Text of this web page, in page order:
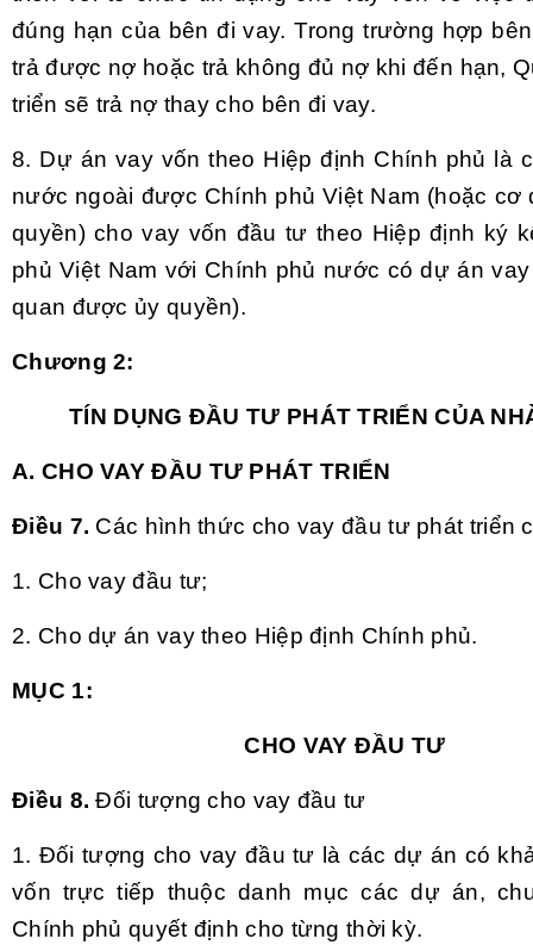
đúng hạn của bên đi vay. Trong trường hợp
trả được nợ hoặc trả không đủ nợ khi đến hạn,
triển sẽ trả nợ thay cho bên đi vay.
8. Dự án vay vốn theo Hiệp định Chính phủ là
nước ngoài được Chính phủ Việt Nam (hoặc cơ
quyền) cho vay vốn đầu tư theo Hiệp định ký
phủ Việt Nam với Chính phủ nước có dự án
quan được ủy quyền).
Chương 2:
TÍN DỤNG ĐẦU TƯ PHÁT TRIỂN CỦA
A. CHO VAY ĐẦU TƯ PHÁT TRIỂN
Điều 7. Các hình thức cho vay đầu tư phát triển
1. Cho vay đầu tư;
2. Cho dự án vay theo Hiệp định Chính phủ.
MỤC 1:
CHO VAY ĐẦU TƯ
Điều 8. Đối tượng cho vay đầu tư
1. Đối tượng cho vay đầu tư là các dự án có
vốn trực tiếp thuộc danh mục các dự án,
Chính phủ quyết định cho từng thời kỳ.